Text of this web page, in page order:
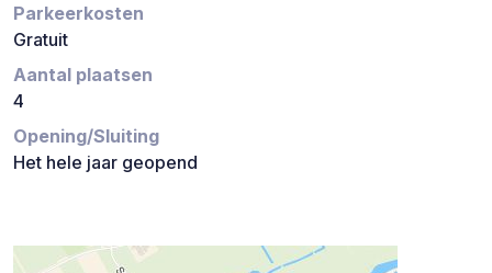
Parkeerkosten
Gratuit
Aantal plaatsen
4
Opening/Sluiting
Het hele jaar geopend